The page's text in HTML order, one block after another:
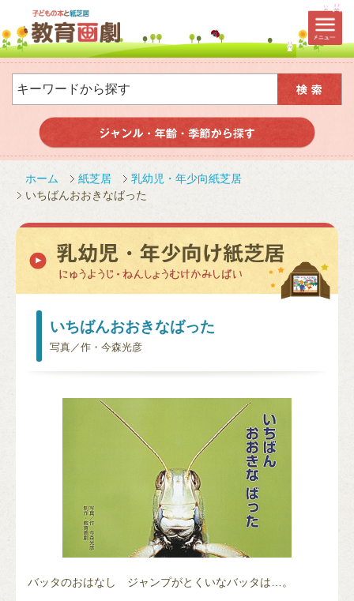
ホーム 紙芝居
乳幼児・年少向紙芝居
いちばんおおきなばった
いちばんおおきなばった
写真／作・今森光彦
バッタのおはなし ジャンプがとくいなバッタは…。